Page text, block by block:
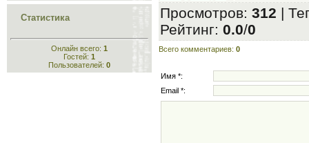
Статистика
Онлайн всего: 1
Гостей: 1
Пользователей: 0
Просмотров: 312 |
Рейтинг: 0.0/0
Всего комментариев: 0
Имя *:
Email *: